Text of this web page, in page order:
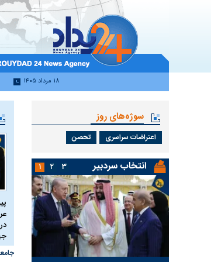
۱۸ مرداد ۱۴۰۵
سوژه‌های روز
اعتراضات سراسری تحصن
انتخاب سردبیر ۱ ۲ ۳